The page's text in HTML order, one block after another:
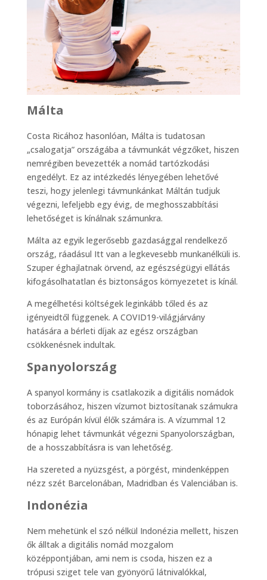
Málta
Costa Ricához hasonlóan, Málta is tudatosan
„csalogatja” országába a távmunkát végzőket, hiszen
nemrégiben bevezették a nomád tartózkodási
engedélyt. Ez az intézkedés lényegében lehetővé
teszi, hogy jelenlegi távmunkánkat Máltán tudjuk
végezni, lefeljebb egy évig, de meghosszabbítási
lehetőséget is kínálnak számunkra.
Málta az egyik legerősebb gazdasággal rendelkező
ország, ráadásul Itt van a legkevesebb munkanélküli is.
Szuper éghajlatnak örvend, az egészségügyi ellátás
kifogásolhatatlan és biztonságos környezetet is kínál.
A megélhetési költségek leginkább tőled és az
igényeidtől függenek. A COVID19-világjárvány
hatására a bérleti díjak az egész országban
csökkenésnek indultak.
Spanyolország
A spanyol kormány is csatlakozik a digitális nomádok
toborzásához, hiszen vízumot biztosítanak számukra
és az Európán kívül élők számára is. A vízummal 12
hónapig lehet távmunkát végezni Spanyolországban,
de a hosszabbításra is van lehetőség.
Ha szereted a nyüzsgést, a pörgést, mindenképpen
nézz szét Barcelonában, Madridban és Valenciában is.
Indonézia
Nem mehetünk el szó nélkül Indonézia mellett, hiszen
ők álltak a digitális nomád mozgalom
középpontjában, ami nem is csoda, hiszen ez a
trópusi sziget tele van gyönyörű látnivalókkal,